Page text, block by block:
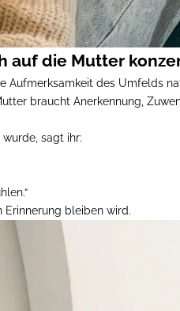
auf die Mutter
Aufmerksamkeit des Umfelds
braucht Anerkennung,
sagt ihr:
Erinnerung bleiben wird.